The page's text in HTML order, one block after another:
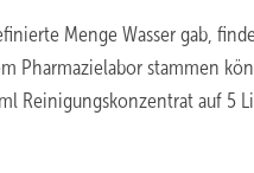
Menge Wasser gab,
Pharmazielabor stammen
Reinigungskonzentrat auf 5